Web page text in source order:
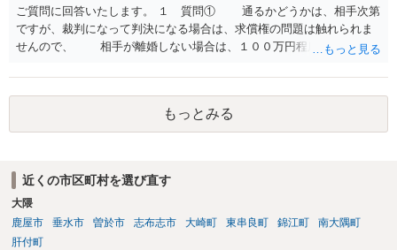
ご質問に回答いたします。 １ 質問① 通るかどうかは、相手次第
ですが、裁判になって判決になる場合は、求償権の問題は触れられま
せんので、 相手が離婚しない場合は、１００万円程度となる可能
するデメリットはありますから（経済的、時間的、精神的負担等）、
反対にご自身が、裁判も辞さずという姿勢を示すことで、プラス
に働く可能性は有り得ます。 交渉で解決する多くの場合は、相手
が弁護士に依頼しているケースで、５０万円以下で合意できる場合は
減額を進めるうえでの交渉材料かと思います。 なお、ご自身が離
婚しないことは、交渉材料にはならないかと思いますので、ご注意く
ださい。 また、相手夫婦の婚姻関係が既に破綻していたことや、
相手女性が結婚しているとは知らなかったと主張することもあります
もっとみる
近くの市区町村を選び直す
大隈
鹿屋市
垂水市 曽於市 志布志市 大崎町 東串良町 錦江町
南大隅町
肝付町